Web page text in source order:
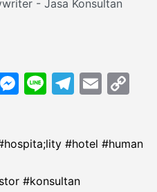
Messenger
Line Email
hospita;lity hotel
human
konsultan